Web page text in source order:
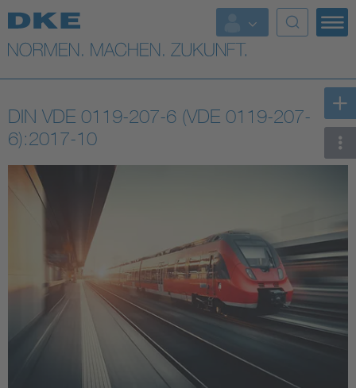
Top-Themen
VDE Fokusthemen
Digital Security
Energy
Industry
Living
DIN VDE 0119-207-6 (VDE 0119-207-
6):2017-10